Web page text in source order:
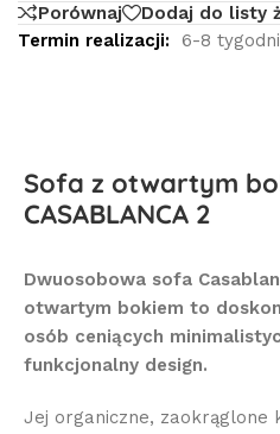
Porównaj
Dodaj do listy
Termin realizacji:
6-8 tygodni
Sofa z otwartym
CASABLANCA 2
Dwuosobowa sofa
otwartym bokiem to
osób ceniących
funkcjonalny design.
Jej organiczne, zaokrąglone